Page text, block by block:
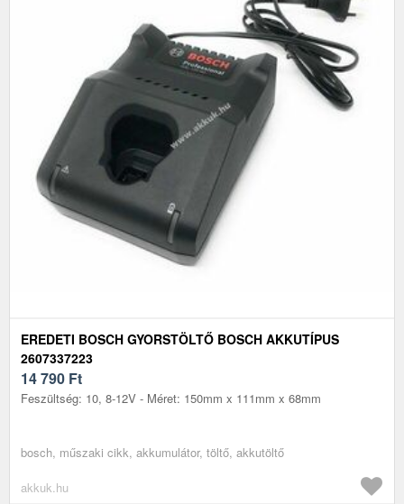
EREDETI BOSCH GYORSTÖLTŐ BOSCH AKKUTÍPUS
2607337223
14 790 Ft
Feszültség: 10, 8-12V - Méret: 150mm x 111mm x 68mm
bosch, műszaki cikk, akkumulátor, töltő, akkutöltő
akkuk.hu